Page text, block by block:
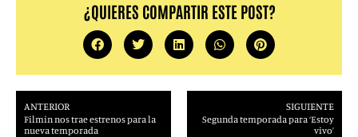
¿QUIERES COMPARTIR ESTE POST?
ANTERIOR
Filmin nos trae estrenos para la
nueva temporada
SIGUIENTE
Segunda temporada para ‘Estoy
vivo’